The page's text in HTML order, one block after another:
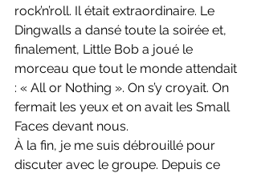
rock’n’roll. Il était extraordinaire. Le
Dingwalls a dansé toute la soirée et,
finalement, Little Bob a joué le
morceau que tout le monde attendait
: « All or Nothing ». On s’y croyait. On
fermait les yeux et on avait les Small
Faces devant nous.
À la fin, je me suis débrouillé pour
discuter avec le groupe. Depuis ce